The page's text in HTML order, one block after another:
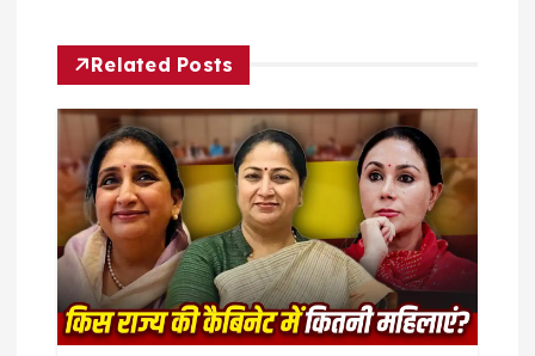
n
a
v
g
a
Related Posts